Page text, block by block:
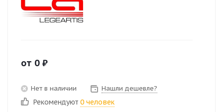
от 0 ₽
Нет в наличии Нашли дешевле?
Рекомендуют 0 человек